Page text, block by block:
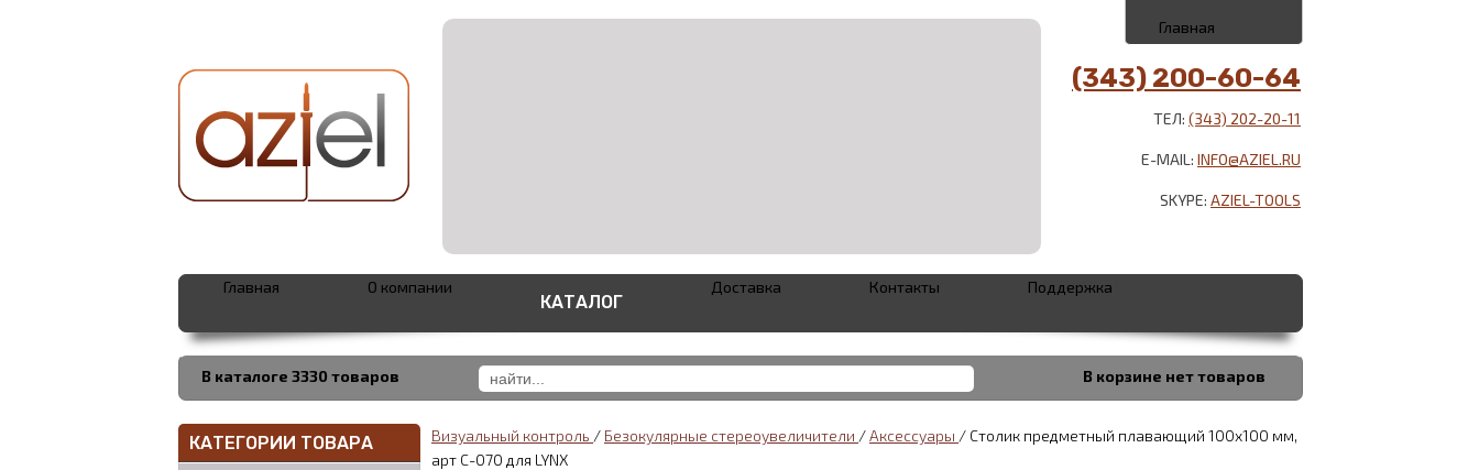
Главная
(343) 200-60-64
ТЕЛ: (343) 202-20-11
E-MAIL: INFO@AZIEL.RU
SKYPE: AZIEL-TOOLS
В каталоге 3330 товаров В корзине нет товаров
Главная О компании
КАТАЛОГ
Доставка Контакты Поддержка
КАТЕГОРИИ ТОВАРА Визуальный контроль / Безокулярные стереоувеличители /Аксессуары / Столик предметный плавающий 100х100 мм,
арт C-070 для LYNX